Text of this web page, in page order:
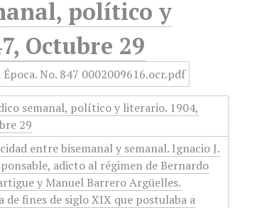
político y
Octubre 29
semanal, político y literario. 1904,
29
entre bisemanal y semanal. Ignacio J.
adicto al régimen de Bernardo
y Manuel Barrero Argüelles.
fines de siglo XIX que postulaba a